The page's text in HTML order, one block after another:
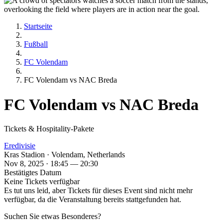
Startseite
Fußball
FC Volendam
FC Volendam vs NAC Breda
FC Volendam vs NAC Breda
Tickets & Hospitality-Pakete
Eredivisie
Kras Stadion · Volendam, Netherlands
Nov 8, 2025 · 18:45 — 20:30
Bestätigtes Datum
Keine Tickets verfügbar
Es tut uns leid, aber Tickets für dieses Event sind nicht mehr
verfügbar, da die Veranstaltung bereits stattgefunden hat.
Suchen Sie etwas Besonderes?